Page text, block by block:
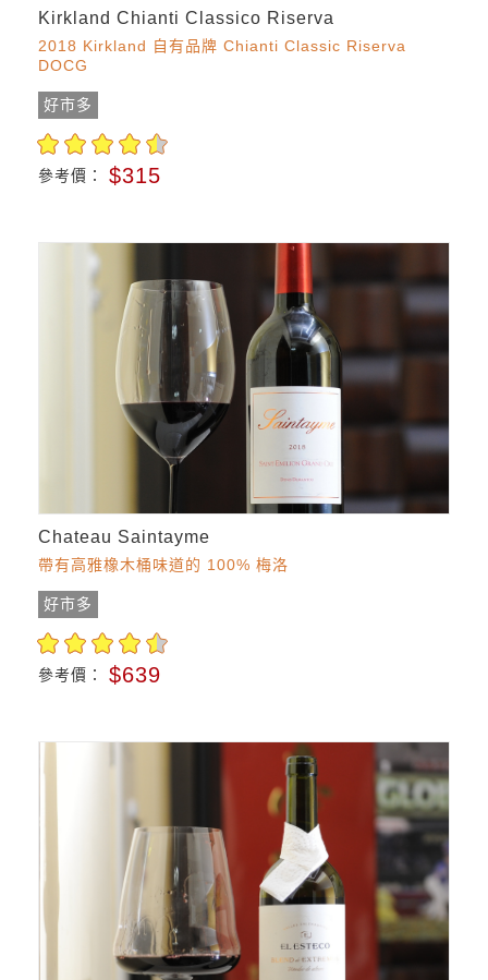
Kirkland Chianti Classico Riserva
2018 Kirkland 自有品牌 Chianti Classic Riserva
DOCG
好市多
參考價： $315
Chateau Saintayme
帶有高雅橡木桶味道的 100% 梅洛
好市多
參考價： $639